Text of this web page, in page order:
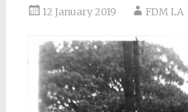
12 January 2019 FDM LA